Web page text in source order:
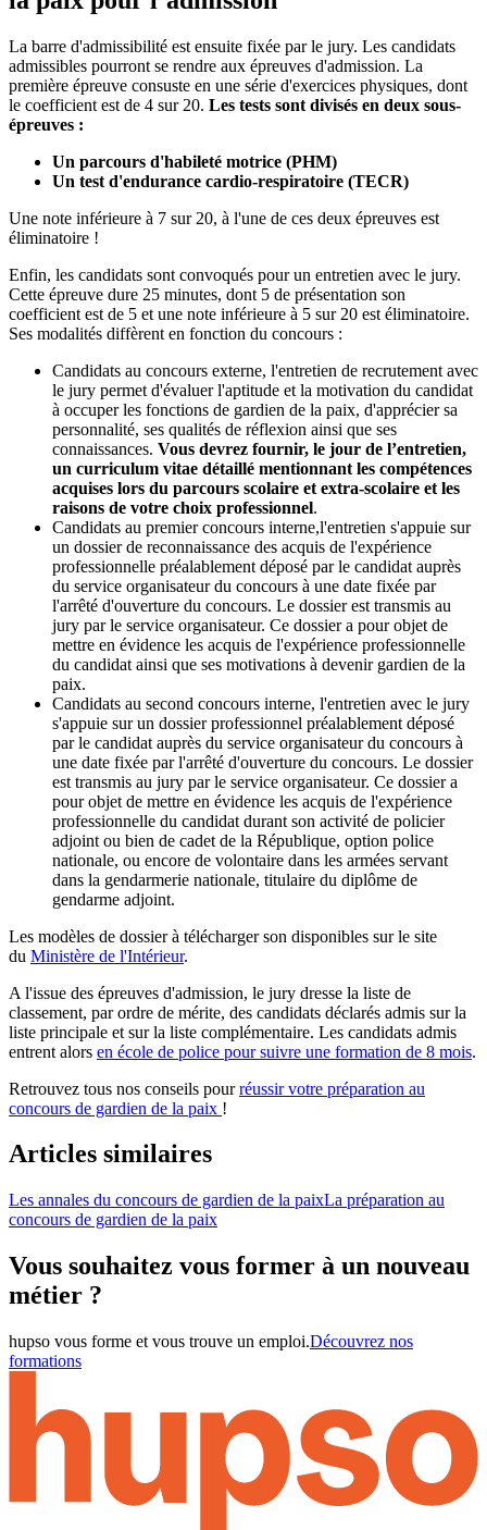
La barre d'admissibilité est ensuite fixée par le jury. Les candidats
admissibles pourront se rendre aux épreuves d'admission. La
première épreuve consuste en une série d'exercices physiques, dont
le coefficient est de 4 sur 20. Les tests sont divisés en deux sous-
épreuves :
Un parcours d'habileté motrice (PHM)
Un test d'endurance cardio-respiratoire (TECR)
Une note inférieure à 7 sur 20, à l'une de ces deux épreuves est
éliminatoire !
Enfin, les candidats sont convoqués pour un entretien avec le jury.
Cette épreuve dure 25 minutes, dont 5 de présentation son
coefficient est de 5 et une note inférieure à 5 sur 20 est éliminatoire.
Ses modalités diffèrent en fonction du concours :
Candidats au concours externe, l'entretien de recrutement avec
le jury permet d'évaluer l'aptitude et la motivation du candidat
à occuper les fonctions de gardien de la paix, d'apprécier sa
personnalité, ses qualités de réflexion ainsi que ses
connaissances. Vous devrez fournir, le jour de l’entretien,
un curriculum vitae détaillé mentionnant les compétences
acquises lors du parcours scolaire et extra-scolaire et les
raisons de votre choix professionnel.
Candidats au premier concours interne,l'entretien s'appuie sur
un dossier de reconnaissance des acquis de l'expérience
professionnelle préalablement déposé par le candidat auprès
du service organisateur du concours à une date fixée par
l'arrêté d'ouverture du concours. Le dossier est transmis au
jury par le service organisateur. Ce dossier a pour objet de
mettre en évidence les acquis de l'expérience professionnelle
du candidat ainsi que ses motivations à devenir gardien de la
paix.
Candidats au second concours interne, l'entretien avec le jury
s'appuie sur un dossier professionnel préalablement déposé
par le candidat auprès du service organisateur du concours à
une date fixée par l'arrêté d'ouverture du concours. Le dossier
est transmis au jury par le service organisateur. Ce dossier a
pour objet de mettre en évidence les acquis de l'expérience
professionnelle du candidat durant son activité de policier
adjoint ou bien de cadet de la République, option police
nationale, ou encore de volontaire dans les armées servant
dans la gendarmerie nationale, titulaire du diplôme de
gendarme adjoint.
Les modèles de dossier à télécharger son disponibles sur le site
du Ministère de l'Intérieur.
A l'issue des épreuves d'admission, le jury dresse la liste de
classement, par ordre de mérite, des candidats déclarés admis sur la
liste principale et sur la liste complémentaire. Les candidats admis
entrent alors en école de police pour suivre une formation de 8 mois.
Retrouvez tous nos conseils pourréussir votre préparation au
concours de gardien de la paix !
Articles similaires
Les annales du concours de gardien de la paixLa préparation au
concours de gardien de la paix
Vous souhaitez vous former à un nouveau
métier ?
hupso vous forme et vous trouve un emploi.Découvrez nos
formations